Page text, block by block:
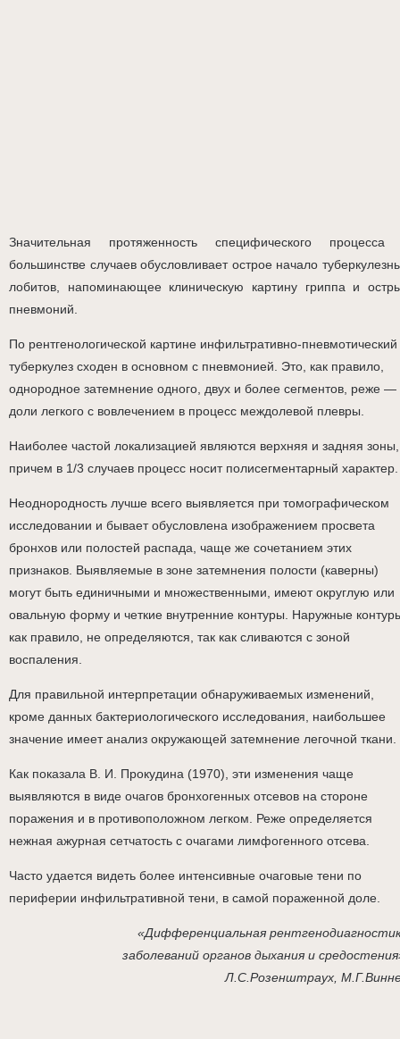
Значительная протяженность специфического процесса
большинстве случаев обусловливает острое начало
лобитов, напоминающее клиническую картину гриппа и
пневмоний.
Пο рентгенологической картине инфильтративно-пневмотический
туберкулез сходен в основном с пневмонией. Это, как правило,
однородное затемнение одного, двух и более сегментов, реже —
доли легкого с вовлечением в процесс междолевой плевры.
Наиболее частой локализацией являются верхняя и задняя зоны,
причем в 1/3 случаев процесс носит полисегментарный характер.
Неоднородность лучше всего выявляется при томографическом
исследовании и бывает обусловлена изображением просвета
бронхов или полостей распада, чаще же сочетанием этих
признаков. Выявляемые в зоне затемнения полости (каверны)
могут быть единичными и множественными, имеют округлую или
овальную форму и четкие внутренние контуры. Наружные
как правило, не определяются, так как сливаются с зоной
воспаления.
Для правильной интерпретации обнаруживаемых изменений,
кроме данных бактериологического исследования, наибольшее
значение имеет анализ окружающей затемнение легочной ткани.
Как показала В. И. Прокудина (1970), эти изменения чаще
выявляются в виде очагов бронхогенных отсевов на стороне
поражения и в противоположном легком. Реже определяется
нежная ажурная сетчатость с очагами лимфогенного отсева.
Часто удается видеть более интенсивные очаговые тени по
периферии инфильтративной тени, в самой пораженной доле.
«Дифференциальная
заболеваний органов дыхания и
Л.С.Розенштраух,